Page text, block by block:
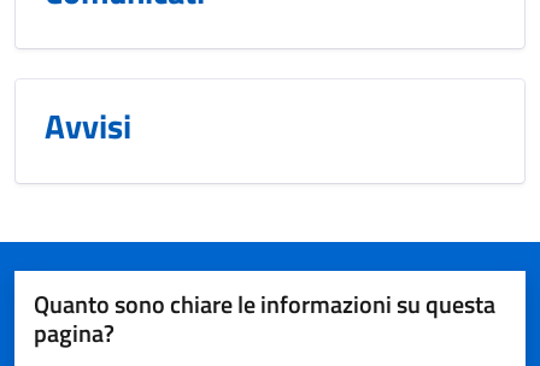
Avvisi
Quanto sono chiare le informazioni su questa
pagina?